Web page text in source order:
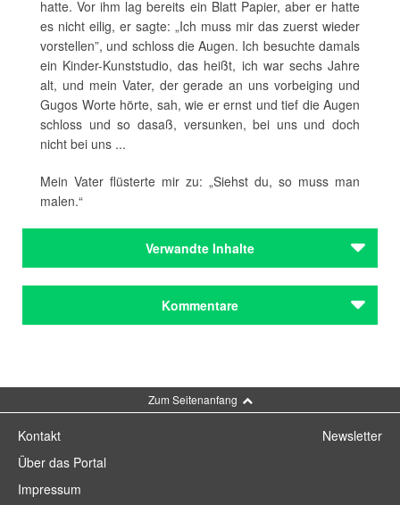
hatte. Vor ihm lag bereits ein Blatt Papier, aber er hatte
es nicht eilig, er sagte: „Ich muss mir das zuerst wieder
vorstellen”, und schloss die Augen. Ich besuchte damals
ein Kinder-Kunststudio, das heißt, ich war sechs Jahre
alt, und mein Vater, der gerade an uns vorbeiging und
Gugos Worte hörte, sah, wie er ernst und tief die Augen
schloss und so dasaß, versunken, bei uns und doch
nicht bei uns ...
Mein Vater flüsterte mir zu: „Siehst du, so muss man
malen.“
Verwandte Inhalte
Milstein, Alexander
Städteporträts
München
Kommentare
Zum Seitenanfang
Kontakt
Über das Portal
Impressum
Newsletter